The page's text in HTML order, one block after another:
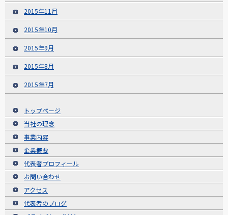
2015年11月
2015年10月
2015年9月
2015年8月
2015年7月
トップページ
当社の理念
事業内容
企業概要
代表者プロフィール
お問い合わせ
アクセス
代表者のブログ